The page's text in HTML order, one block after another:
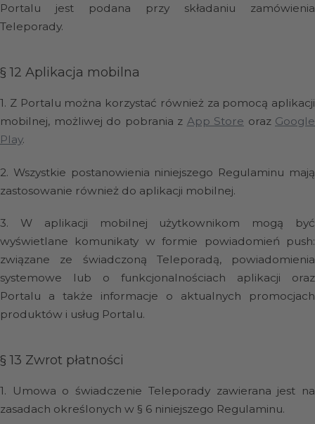
Portalu jest podana przy składaniu zamówienia
Teleporady.
§ 12 Aplikacja mobilna
1. Z Portalu można korzystać również za pomocą aplikacji
mobilnej, możliwej do pobrania z App Store oraz Google
Play.
2. Wszystkie postanowienia niniejszego Regulaminu mają
zastosowanie również do aplikacji mobilnej.
3.
W aplikacji mobilnej użytkownikom mogą być
wyświetlane komunikaty w formie powiadomień push:
związane ze świadczoną Teleporadą, powiadomienia
systemowe lub o funkcjonalnościach aplikacji oraz
Portalu a także informacje o aktualnych promocjach
produktów i usług Portalu.
§ 13 Zwrot płatności
1.
Umowa o świadczenie Teleporady zawierana jest na
zasadach określonych w § 6 niniejszego Regulaminu.